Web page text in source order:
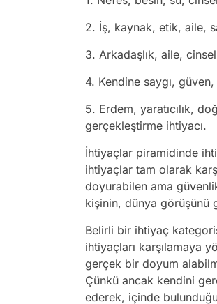
2. İş, kaynak, etik, aile,
3. Arkadaşlık, aile,
4. Kendine saygı,
5. Erdem, yaratıcılık,
gerçekleştirme ihtiyacı.
İhtiyaçlar piramidinde
ihtiyaçlar tam olarak
doyurabilen ama
kişinin, dünya görüşünü
Belirli bir ihtiyaç
ihtiyaçları karşılamaya
gerçek bir doyum
Çünkü ancak kendini
ederek, içinde